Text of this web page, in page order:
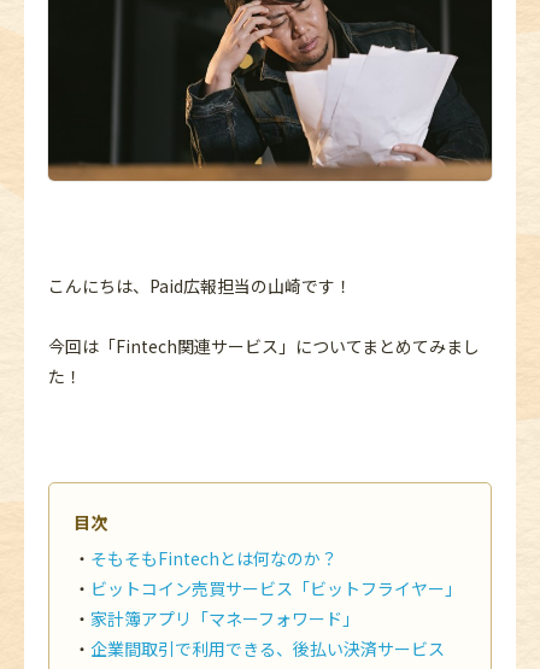
こんにちは、Paid広報担当の山崎です！
今回は「Fintech関連サービス」についてまとめてみまし
た！
目次
そもそもFintechとは何なのか？
ビットコイン売買サービス「ビットフライヤー」
家計簿アプリ「マネーフォワード」
企業間取引で利用できる、後払い決済サービス